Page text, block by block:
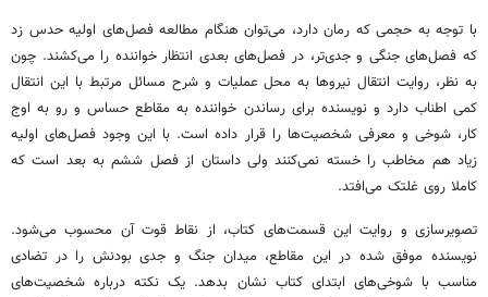
با توجه به حجمی که رمان دارد، می‌توان هنگام مطالعه فصل‌های اولیه حدس زد
که فصل‌های جنگی و جدی‌تر، در فصل‌های بعدی انتظار خواننده را می‌کشند. چون
به نظر، روایت انتقال نیروها به محل عملیات و شرح مسائل مرتبط با این انتقال
کمی اطناب دارد و نویسنده برای رساندن خواننده به مقاطع حساس و رو به اوج
کار، شوخی و معرفی‌ شخصیت‌ها را قرار داده است. با این وجود فصل‌های اولیه
زیاد هم مخاطب را خسته نمی‌کنند ولی داستان از فصل ششم به بعد است که
کاملا روی غلتک می‌افتد.
تصویرسازی و روایت این قسمت‌های کتاب، از نقاط قوت آن محسوب می‌شود.
نویسنده موفق شده در این مقاطع، میدان جنگ و جدی بودنش را در تضادی
مناسب با شوخی‌های ابتدای کتاب نشان بدهد. یک نکته درباره شخصیت‌های